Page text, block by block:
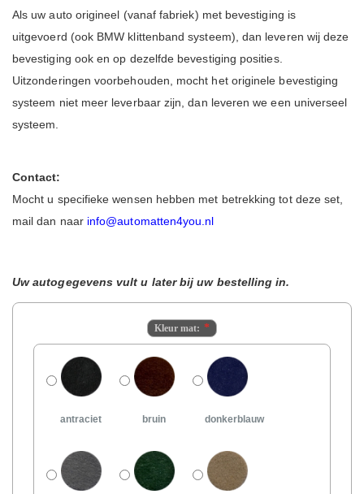
Als uw auto origineel (vanaf fabriek) met bevestiging is
uitgevoerd (ook BMW klittenband systeem), dan leveren wij deze
bevestiging ook en op dezelfde bevestiging posities.
Uitzonderingen voorbehouden, mocht het originele bevestiging
systeem niet meer leverbaar zijn, dan leveren we een universeel
systeem.
Contact:
Mocht u specifieke wensen hebben met betrekking tot deze set,
mail dan naar info@automatten4you.nl
Uw autogegevens vult u later bij uw bestelling in.
Kleur mat:
antraciet bruin donkerblauw